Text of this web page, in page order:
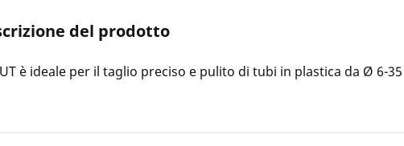
del prodotto
è ideale per il taglio preciso e pulito di tubi in plastica da Ø 6-